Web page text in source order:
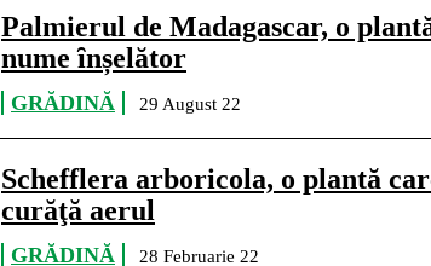
Palmierul de Madagascar, o
nume ȋnșelător
GRĂDINĂ 29 August 22
Schefflera arboricola, o plantă
curăţă aerul
GRĂDINĂ 28 Februarie 22